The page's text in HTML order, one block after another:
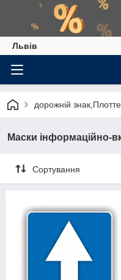
Львів
дорожній
Маски інформаційно-
Сортування